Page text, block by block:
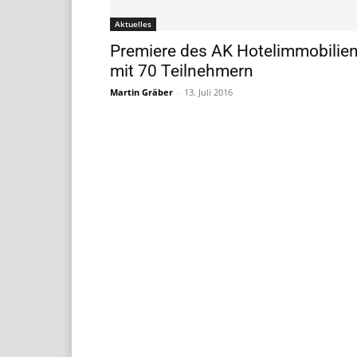
Aktuelles
Premiere des AK
mit 70 Teilnehmern
Martin Gräber - 13. Juli 2016